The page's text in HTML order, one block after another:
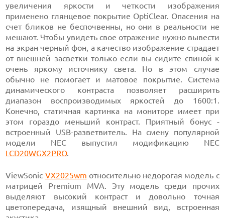
увеличения яркости и четкости изображения
применено глянцевое покрытие OptiClear. Опасения на
счет бликов не беспочвенны, но они в реальности не
мешают. Чтобы увидеть свое отражение нужно вывести
на экран черный фон, а качество изображение страдает
от внешней засветки только если вы сидите спиной к
очень яркому источнику света. Но в этом случае
обычно не помогает и матовое покрытие. Система
динамического контраста позволяет расширить
диапазон воспроизводимых яркостей до 1600:1.
Конечно, статичная картинка на мониторе имеет при
этом гораздо меньший контраст. Приятный бонус -
встроенный USB-разветвитель. На смену популярной
модели NEC выпустил модификацию NEC
LCD20WGX2PRO.
ViewSonic VX2025wm относительно недорогая модель с
матрицей Premium MVA. Эту модель среди прочих
выделяют высокий контраст и довольно точная
цветопередача, изящный внешний вид, встроенная